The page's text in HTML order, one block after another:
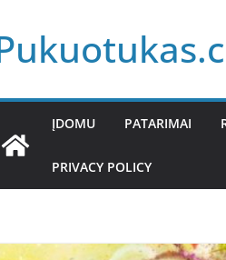
ĮDOMU PATARIMAI
PRIVACY POLICY